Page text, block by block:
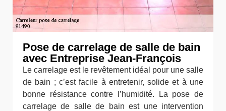
Pose de carrelage de salle de bain
avec Entreprise Jean-François
Le carrelage est le revêtement idéal pour une salle
de bain ; c’est facile à entretenir, solide et à une
bonne résistance contre l’humidité. La pose de
carrelage de salle de bain est une intervention